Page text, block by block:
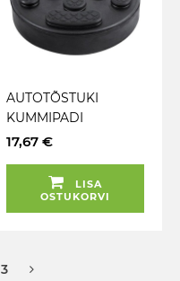
AUTOTÕSTUKI
KUMMIPADI
ÜMMARGUNE 120MM
KINNITUSAVA) JBM
17,67 €
LISA
OSTUKORVI
3